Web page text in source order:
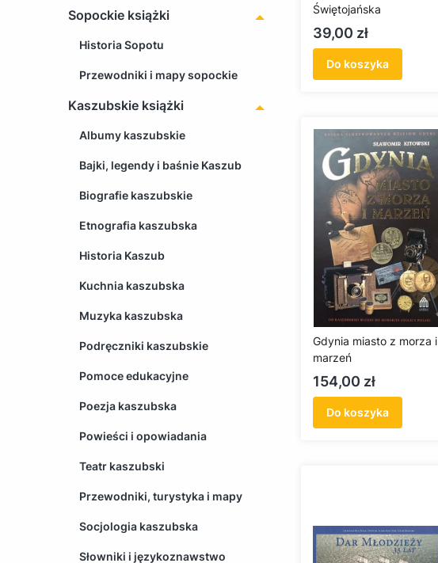
Sopockie książki
Historia Sopotu
Przewodniki i mapy sopockie
Kaszubskie książki
Albumy kaszubskie
Bajki, legendy i baśnie Kaszub
Biografie kaszubskie
Etnografia kaszubska
Historia Kaszub
Kuchnia kaszubska
Muzyka kaszubska
Podręczniki kaszubskie
Pomoce edukacyjne
Poezja kaszubska
Powieści i opowiadania
Teatr kaszubski
Przewodniki, turystyka i mapy
Socjologia kaszubska
Słowniki i językoznawstwo
Świętojańska
Cena
39,00 zł
Do koszyka
Gdynia miasto z morza i
marzeń
Cena
154,00 zł
Do koszyka